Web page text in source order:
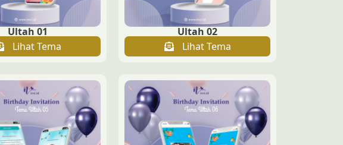
Ultah 01
Lihat Tema
Ultah 02
Lihat Tema